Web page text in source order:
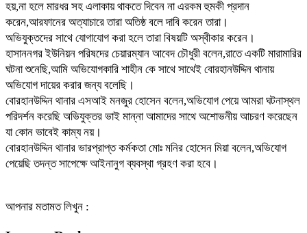
হয়,না হলে মারধর সহ এলাকায় থাকতে দিবেন না এরকম হুমকী প্রদান
করেন,আরফানের অত্যাচারে তারা অতিষ্ঠ বলে দাবি করেন তারা।
অভিযুক্তদের সাথে যোগাযোগ করা হলে তারা বিষয়টি অস্বীকার করেন।
হাসাননগর ইউনিয়ন পরিষদের চেয়ারম্যান আবেদ চৌধুরী বলেন,রাতে একটি মারামারির
ঘটনা শুনেছি,আমি অভিযোগকারি শাহীন কে সাথে সাথেই বোরহানউদ্দিন থানায়
অভিযোগ দায়ের করার জন্য বলেছি।
বোরহানউদ্দিন থানার এসআই মনজুর হোসেন বলেন,অভিযোগ পেয়ে আমরা ঘটনাস্থল
পরিদর্শন করেছি অভিযুক্তর ভাই মান্না আমাদের সাথে অশোভনীয় আচরণ করেছেন
যা কোন ভাবেই কাম্য নয়।
বোরহানউদ্দিন থানার ভারপ্রাপ্ত কর্মকতা মোঃ মনির হোসেন মিয়া বলেন,অভিযোগ
পেয়েছি তদন্ত সাপেক্ষে আইনানুগ ব্যবস্থা গ্রহণ করা হবে।
আপনার মতামত লিখুন :